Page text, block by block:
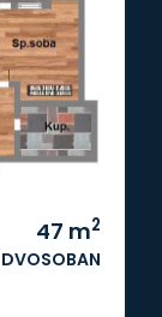
47 m2
DVOSOBAN